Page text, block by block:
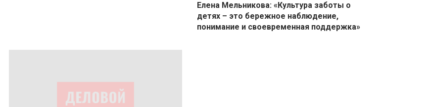
Елена Мельникова: «Культура заботы о
детях – это бережное наблюдение,
понимание и своевременная поддержка»